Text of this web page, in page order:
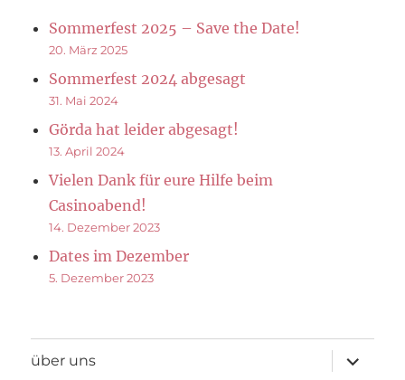
Sommerfest 2025 – Save the Date!
20. März 2025
Sommerfest 2024 abgesagt
31. Mai 2024
Görda hat leider abgesagt!
13. April 2024
Vielen Dank für eure Hilfe beim
Casinoabend!
14. Dezember 2023
Dates im Dezember
5. Dezember 2023
über uns
öffnen